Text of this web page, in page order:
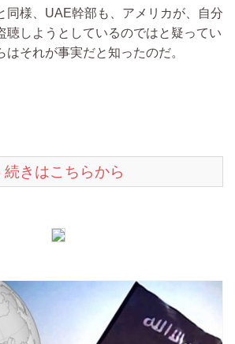
同様、UAE幹部も、アメリカが、自分
聴しようとしているのではと疑ってい
はそれが事実だと知ったのだ。
続きはこちらから